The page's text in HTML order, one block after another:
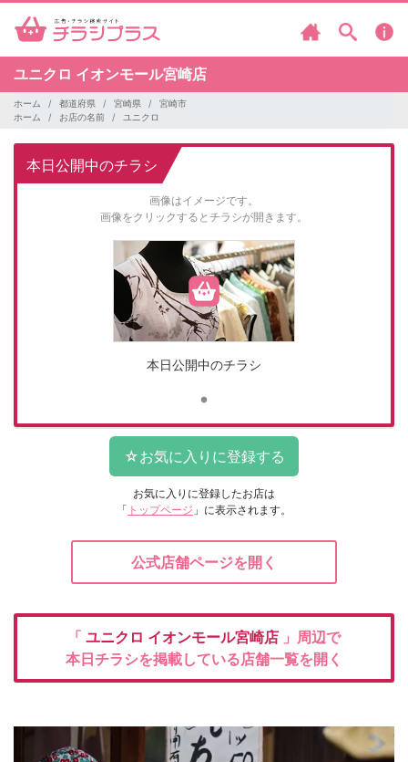
ユニクロ イオンモール宮崎店
ホーム 都道府県 宮崎県
宮崎市
ホーム
お店の名前 ユニクロ
本日公開中のチラシ
画像はイメージです。
画像をクリックするとチラシが開きます。
本日公開中のチラシ
お気に入りに登録したお店は
「 トップページ 」に表示されます。
公式店舗ページを開く
「 ユニクロ イオンモール宮崎店 」周辺で
本日チラシを掲載している店舗一覧を開く